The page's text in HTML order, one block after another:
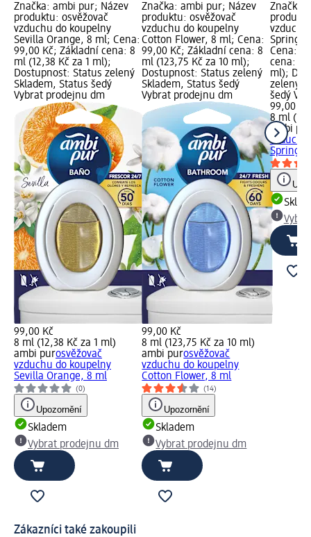
Značka: ambi pur; Název
produktu: osvěžovač
vzduchu do koupelny
Sevilla Orange, 8 ml; Cena:
99,00 Kč; Základní cena: 8
ml (12,38 Kč za 1 ml);
Dostupnost: Status zelený
Skladem, Status šedý
Vybrat prodejnu dm
99,00 Kč
8 ml (12,38 Kč za 1 ml)
ambi purosvěžovač
vzduchu do koupelny
Sevilla Orange, 8 ml
(0)
Upozornění
Skladem
Vybrat prodejnu dm
Značka: ambi pur; Název
produktu: osvěžovač
vzduchu do koupelny
Cotton Flower, 8 ml; Cena:
99,00 Kč; Základní cena: 8
ml (123,75 Kč za 10 ml);
Dostupnost: Status zelený
Skladem, Status šedý
Vybrat prodejnu dm
99,00 Kč
8 ml (123,75 Kč za 10 ml)
ambi purosvěžovač
vzduchu do koupelny
Cotton Flower, 8 ml
(14)
Upozornění
Skladem
Vybrat prodejnu dm
Značka:
vzduchu
Spring
Cena:
cena: 8
ml);
zelený
šedý
99,00 Kč
8 ml
ambi pur
vzduchu
Spring
Zákazníci také zakoupili